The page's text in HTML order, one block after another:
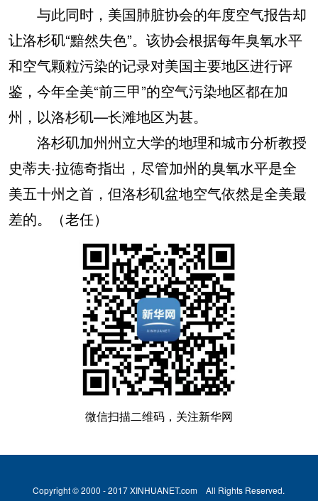
与此同时，美国肺脏协会的年度空气报告却
让洛杉矶“黯然失色”。该协会根据每年臭氧水平
和空气颗粒污染的记录对美国主要地区进行评
鉴，今年全美“前三甲”的空气污染地区都在加
州，以洛杉矶—长滩地区为甚。
洛杉矶加州州立大学的地理和城市分析教授
史蒂夫·拉德奇指出，尽管加州的臭氧水平是全
美五十州之首，但洛杉矶盆地空气依然是全美最
差的。（老任）
微信扫描二维码，关注新华网
Copyright © 2000 - 2017 XINHUANET.com All Rights Reserved.